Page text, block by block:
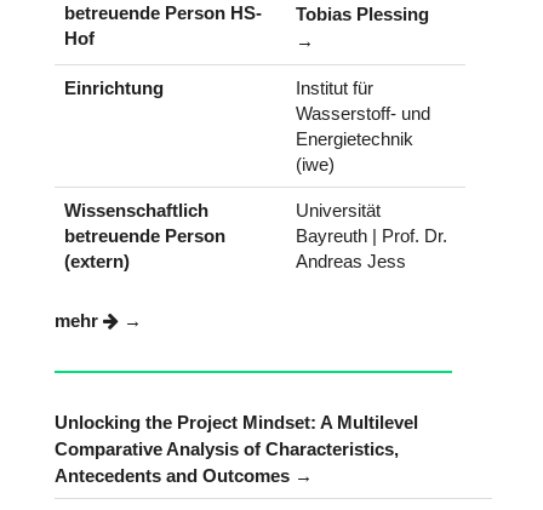
betreuende Person HS-
Hof
Tobias Plessing
Einrichtung
Institut für
Wasserstoff- und
Energietechnik
(iwe)
Wissenschaftlich
betreuende Person
(extern)
Universität
Bayreuth | Prof. Dr.
Andreas Jess
mehr
Unlocking the Project Mindset: A Multilevel
Comparative Analysis of Characteristics,
Antecedents and Outcomes